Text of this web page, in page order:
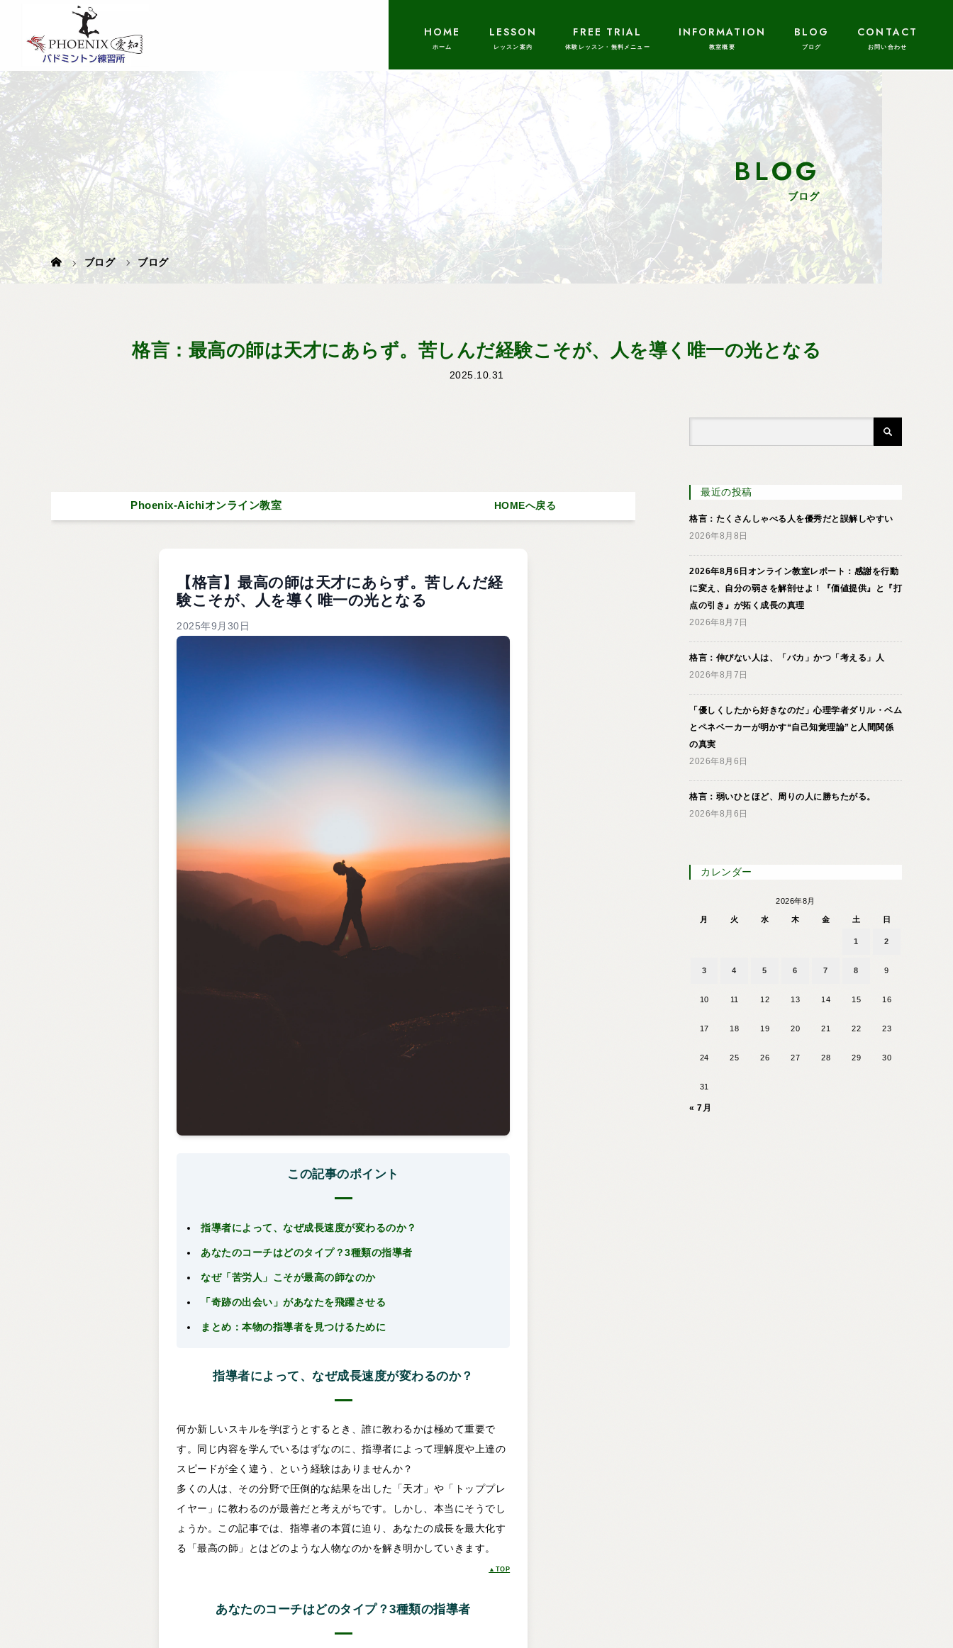
HOME LESSON FREE TRIAL INFORMATION BLOG CONTACT
BLOG
ブログ
ブログ ブログ
格言：最高の師は天才にあらず。苦しんだ経験こそが、人を導く唯一の光となる
2025.10.31
Phoenix-Aichiオンライン教室 HOMEへ戻る
【格言】最高の師は天才にあらず。苦しんだ経
験こそが、人を導く唯一の光となる
2025年9月30日
この記事のポイント
指導者によって、なぜ成長速度が変わるのか？
あなたのコーチはどのタイプ？3種類の指導者
なぜ「苦労人」こそが最高の師なのか
「奇跡の出会い」があなたを飛躍させる
まとめ：本物の指導者を見つけるために
指導者によって、なぜ成長速度が変わるのか？
何か新しいスキルを学ぼうとするとき、誰に教わるかは極めて重要で
す。同じ内容を学んでいるはずなのに、指導者によって理解度や上達の
スピードが全く違う、という経験はありませんか？
多くの人は、その分野で圧倒的な結果を出した「天才」や「トッププレ
イヤー」に教わるのが最善だと考えがちです。しかし、本当にそうでし
ょうか。この記事では、指導者の本質に迫り、あなたの成長を最大化す
る「最高の師」とはどのような人物なのかを解き明かしていきます。
▲TOP
あなたのコーチはどのタイプ？3種類の指導者
最近の投稿
格言：たくさんしゃべる人を優秀だと誤解しやすい
2026年8月8日
2026年8月6日オンライン教室レポート：感謝を行動
に変え、自分の弱さを解剖せよ！『価値提供』と『打
点の引き』が拓く成長の真理
2026年8月7日
格言：伸びない人は、「バカ」かつ「考える」人
2026年8月7日
「優しくしたから好きなのだ」心理学者ダリル・ベム
とペネベーカーが明かす“自己知覚理論”と人間関係
の真実
2026年8月6日
格言：弱いひとほど、周りの人に勝ちたがる。
2026年8月6日
カレンダー
2026年8月
月 火 水 木 金 土 日
1 2
3 4 5 6 7 8 9
10 11 12 13 14 15 16
17 18 19 20 21 22 23
24 25 26 27 28 29 30
31
« 7月